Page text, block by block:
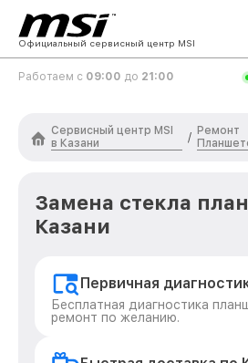
Официальный сервисный центр MSI
Работаем с 09:00 до 21:00
Сервисный центр MSI
в Казани
/
Ремонт
Замена стекла
Казани
Первичная
Бесплатная диагностика
ремонт по желанию.